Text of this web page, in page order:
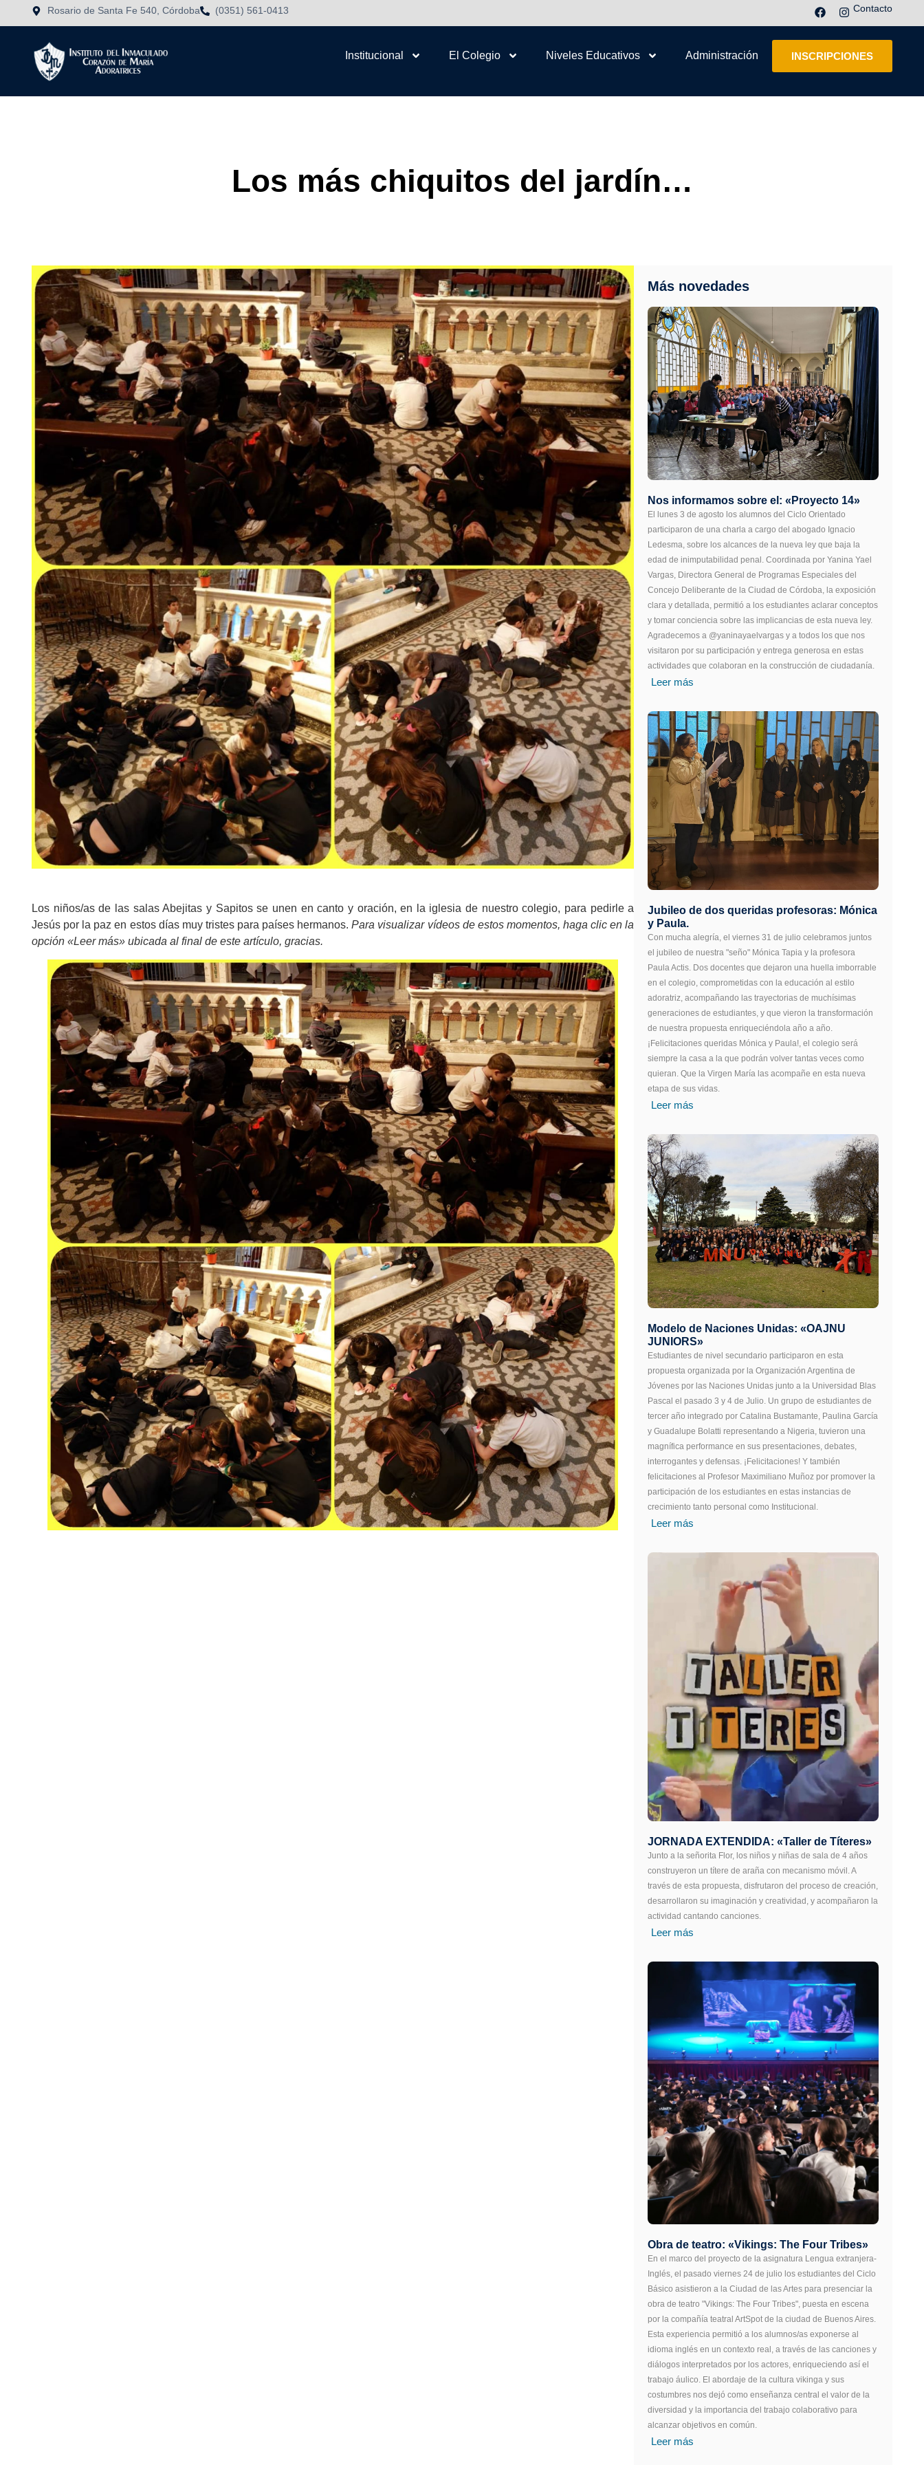
Rosario de Santa Fe 540, Córdoba (0351) 561-0413 Contacto
Institucional El Colegio Niveles Educativos Administración INSCRIPCIONES
Los más chiquitos del jardín…
Los niños/as de las salas Abejitas y Sapitos se unen en canto y oración, en la iglesia de nuestro colegio, para pedirle a
Jesús por la paz en estos días muy tristes para países hermanos.Para visualizar vídeos de estos momentos, haga clic en la
opción «Leer más» ubicada al final de este artículo, gracias.
Más novedades
Nos informamos sobre el: «Proyecto 14»
El lunes 3 de agosto los alumnos del Ciclo Orientado
participaron de una charla a cargo del abogado Ignacio
Ledesma, sobre los alcances de la nueva ley que baja la
edad de inimputabilidad penal. Coordinada por Yanina Yael
Vargas, Directora General de Programas Especiales del
Concejo Deliberante de la Ciudad de Córdoba, la exposición
clara y detallada, permitió a los estudiantes aclarar conceptos
y tomar conciencia sobre las implicancias de esta nueva ley.
Agradecemos a @yaninayaelvargas y a todos los que nos
visitaron por su participación y entrega generosa en estas
actividades que colaboran en la construcción de ciudadanía.
Leer más
Jubileo de dos queridas profesoras: Mónica
y Paula.
Con mucha alegría, el viernes 31 de julio celebramos juntos
el jubileo de nuestra "seño" Mónica Tapia y la profesora
Paula Actis. Dos docentes que dejaron una huella imborrable
en el colegio, comprometidas con la educación al estilo
adoratriz, acompañando las trayectorias de muchísimas
generaciones de estudiantes, y que vieron la transformación
de nuestra propuesta enriqueciéndola año a año.
¡Felicitaciones queridas Mónica y Paula!, el colegio será
siempre la casa a la que podrán volver tantas veces como
quieran. Que la Virgen María las acompañe en esta nueva
etapa de sus vidas.
Leer más
Modelo de Naciones Unidas: «OAJNU
JUNIORS»
Estudiantes de nivel secundario participaron en esta
propuesta organizada por la Organización Argentina de
Jóvenes por las Naciones Unidas junto a la Universidad Blas
Pascal el pasado 3 y 4 de Julio. Un grupo de estudiantes de
tercer año integrado por Catalina Bustamante, Paulina García
y Guadalupe Bolatti representando a Nigeria, tuvieron una
magnífica performance en sus presentaciones, debates,
interrogantes y defensas. ¡Felicitaciones! Y también
felicitaciones al Profesor Maximiliano Muñoz por promover la
participación de los estudiantes en estas instancias de
crecimiento tanto personal como Institucional.
Leer más
JORNADA EXTENDIDA: «Taller de Títeres»
Junto a la señorita Flor, los niños y niñas de sala de 4 años
construyeron un títere de araña con mecanismo móvil. A
través de esta propuesta, disfrutaron del proceso de creación,
desarrollaron su imaginación y creatividad, y acompañaron la
actividad cantando canciones.
Leer más
Obra de teatro: «Vikings: The Four Tribes»
En el marco del proyecto de la asignatura Lengua extranjera-
Inglés, el pasado viernes 24 de julio los estudiantes del Ciclo
Básico asistieron a la Ciudad de las Artes para presenciar la
obra de teatro "Vikings: The Four Tribes", puesta en escena
por la compañía teatral ArtSpot de la ciudad de Buenos Aires.
Esta experiencia permitió a los alumnos/as exponerse al
idioma inglés en un contexto real, a través de las canciones y
diálogos interpretados por los actores, enriqueciendo así el
trabajo áulico. El abordaje de la cultura vikinga y sus
costumbres nos dejó como enseñanza central el valor de la
diversidad y la importancia del trabajo colaborativo para
alcanzar objetivos en común.
Leer más